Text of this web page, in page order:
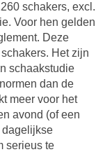
schakers, excl.
Voor hen gelden
Deze
Het zijn
schaakstudie
dan de
meer voor het
avond (of een
dagelijkse
serieus te